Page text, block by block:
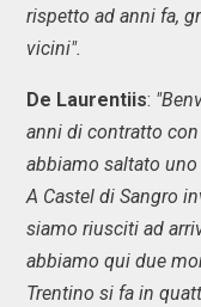
rispetto ad anni fa,
vicini".
De Laurentiis:
anni di contratto
abbiamo saltato
A Castel di Sangro
siamo riusciti ad
abbiamo qui due
Trentino si fa in